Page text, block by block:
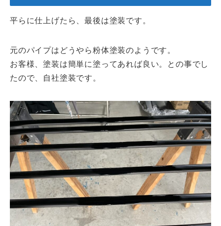
平らに仕上げたら、最後は塗装です。
元のパイプはどうやら粉体塗装のようです。
お客様、塗装は簡単に塗ってあれば良い。との事でし
たので、自社塗装です。